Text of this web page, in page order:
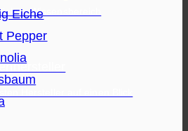
Wissensbereich
Eiche
Pepper